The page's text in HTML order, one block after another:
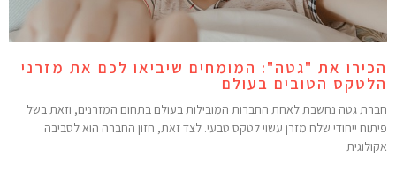
את "גטה": המומחים שיביאו לכם את מזרני
הטובים בעולם
גטה נחשבת לאחת החברות המובילות בעולם בתחום המזרנים, וזאת בשל
ייחודי שלח מזרן עשוי לטקס טבעי. לצד זאת, חזון החברה הוא לסביבה